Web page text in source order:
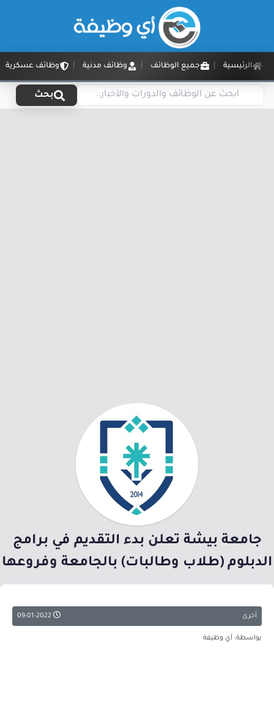
الرئيسية جميع الوظائف وظائف مدنية وظائف عسكرية
بحث
جامعة بيشة تعلن بدء التقديم في برامج
الدبلوم (طلاب وطالبات) بالجامعة وفروعها
أخرى
بواسطة: أي وظيفة